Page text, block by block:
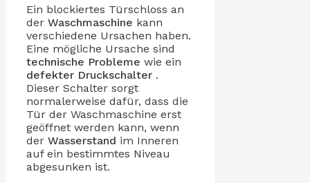
Ein blockiertes Türschloss an
der Waschmaschine kann
verschiedene Ursachen haben.
Eine mögliche Ursache sind
technische Probleme wie ein
defekter Druckschalter .
Dieser Schalter sorgt
normalerweise dafür, dass die
Tür der Waschmaschine erst
geöffnet werden kann, wenn
der Wasserstand im Inneren
auf ein bestimmtes Niveau
abgesunken ist.